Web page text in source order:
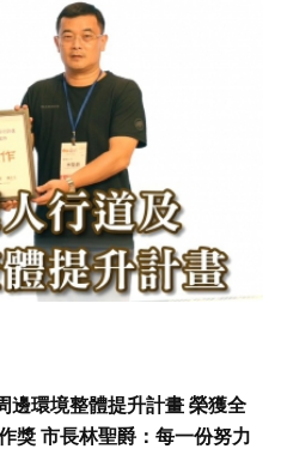
邊環境整體提升計畫 榮獲全
獎 市長林聖爵：每一份努力